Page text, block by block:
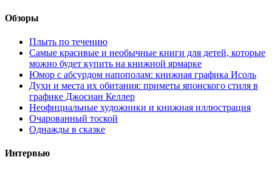
Обзоры
Плыть по течению
Самые красивые и необычные книги для детей, которые
можно будет купить на книжной ярмарке
Юмор с абсурдом напополам: книжная графика Исоль
Духи и места их обитания: приметы японского стиля в
графике Джосиан Келлер
Неофициальные художники и книжная иллюстрация
Очарованный тоской
Однажды в сказке
Интервью